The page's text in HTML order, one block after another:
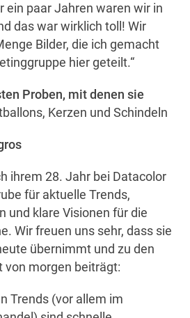
ein paar Jahren waren wir in
das war wirklich toll! Wir
Bilder, die ich gemacht
hier geteilt.“
Proben, mit denen sie
Kerzen und Schindeln
ihrem 28. Jahr bei Datacolor
für aktuelle Trends,
und klare Visionen für die
Wir freuen uns sehr, dass sie
übernimmt und zu den
von morgen beiträgt:
Trends (vor allem im